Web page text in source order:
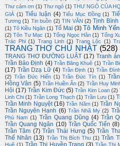
Thư cảm ơn (1) Thư ngỏ (1) THƯ NGỎ CỦA
GIẢ (1) Tiểu luận (4) Tiểu Mục Đồng (1)
Tương (1) Tin buồn (2) TIN VĂN (2) Tịnh Bình
(1) Tô Kiều Ngân (1) Tố Mai (3) Tô Minh Yến
(2) Tôn Tư Mạc (1) Tống Ngọc Hân (1) Tống
Trác Phi (1) Trang Linh (1) Trang Lộc (1)
TRANG THƠ CHỦ NHẬT (528)
TRANG THƠ ĐƯỜNG LUẬT (17) Tranh
Trần Bảo Định (4) Trần Băng Khuê (1) Trần
(17) Trần Dzạ Lữ (4) Trần Định (1) Trần
(2) Trần Đức Hiển (1) Trần Đức Tín (1)
Hồng Vân (5) Trần Huiền Ân (2) Trần Huy
Hội (17) Trần Kim Đức (5) Trần Kim Loan (2)
Linh Chi (1) Trần Long Thạch (1) Trần Lưu (1)
Trần Minh Nguyệt (16) Trần Năm (1) Trần
Trần Nguyên Hạnh (6) Trần Nhã My (2)
Phù Nam (1) Trần Quang Dũng (4) Trần
Trần Quang Ngân (10) Trần Quốc Tiến (8)
Trần Tâm (7) Trần Thái Hưng (5) Trần
Thế Nhân (13) Trần Thị Bích Thu (1) Trần
Huệ (1) Trần Thị